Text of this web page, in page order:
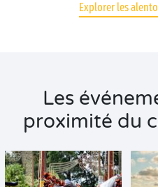
Explorer les
Les
proximité du